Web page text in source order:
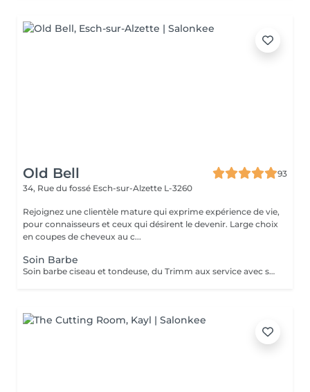
Old Bell
93
34, Rue du fossé Esch-sur-Alzette L-3260
Rejoignez une clientèle mature qui exprime expérience de vie,
pour connaisseurs et ceux qui désirent le devenir. Large choix
en coupes de cheveux au c...
Soin Barbe
Soin barbe ciseau et tondeuse, du Trimm aux service avec serviettes chaudes